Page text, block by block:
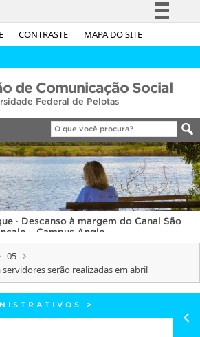
CONTRASTE MAPA DO SITE
Simplifique!
Acesso à informação
Legislação
Canais
de Comunicação Social
Federal de Pelotas
· Descanso à margem do Canal São
– Campus Anglo
05
serão realizadas em abril
>